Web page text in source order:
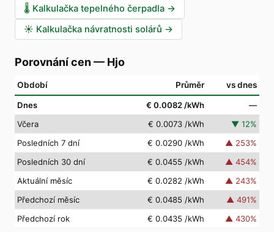
🌡️ Kalkulačka tepelného čerpadla →
☀️ Kalkulačka návratnosti solárů →
Porovnání cen — Hjo
Období Průměr vs dnes
Dnes € 0.0082 /kWh
—
Včera
€ 0.0073 /kWh ▼ 12%
Posledních 7 dní
€ 0.0290 /kWh ▲ 253%
Posledních 30 dní
€ 0.0455 /kWh ▲ 454%
Aktuální měsíc
€ 0.0282 /kWh ▲ 243%
Předchozí měsíc
€ 0.0485 /kWh ▲ 491%
Předchozí rok
€ 0.0435 /kWh ▲ 430%